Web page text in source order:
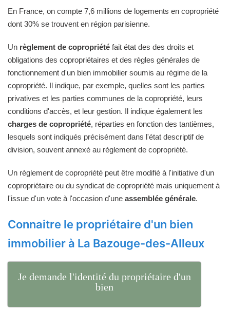
En France, on compte 7,6 millions de logements en copropriété
dont 30% se trouvent en région parisienne.
Un règlement de copropriété fait état des des droits et
obligations des copropriétaires et des règles générales de
fonctionnement d'un bien immobilier soumis au régime de la
copropriété. Il indique, par exemple, quelles sont les parties
privatives et les parties communes de la copropriété, leurs
conditions d'accès, et leur gestion. Il indique également les
charges de copropriété, réparties en fonction des tantièmes,
lesquels sont indiqués précisément dans l'état descriptif de
division, souvent annexé au règlement de copropriété.
Un règlement de copropriété peut être modifié à l'initiative d'un
copropriétaire ou du syndicat de copropriété mais uniquement à
l'issue d'un vote à l'occasion d'une assemblée générale.
Connaitre le propriétaire d'un bien
immobilier à La Bazouge-des-Alleux
Je demande l'identité du propriétaire d'un
bien